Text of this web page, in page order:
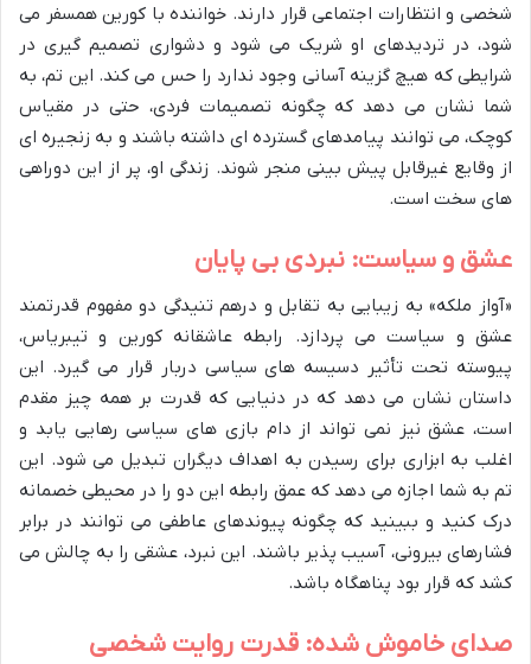
شخصی و انتظارات اجتماعی قرار دارند. خواننده با کورین همسفر می
شود، در تردیدهای او شریک می شود و دشواری تصمیم گیری در
شرایطی که هیچ گزینه آسانی وجود ندارد را حس می کند. این تم، به
شما نشان می دهد که چگونه تصمیمات فردی، حتی در مقیاس
کوچک، می توانند پیامدهای گسترده ای داشته باشند و به زنجیره ای
از وقایع غیرقابل پیش بینی منجر شوند. زندگی او، پر از این دوراهی
های سخت است.
عشق و سیاست: نبردی بی پایان
«آواز ملکه» به زیبایی به تقابل و درهم تنیدگی دو مفهوم قدرتمند
عشق و سیاست می پردازد. رابطه عاشقانه کورین و تیبریاس،
پیوسته تحت تأثیر دسیسه های سیاسی دربار قرار می گیرد. این
داستان نشان می دهد که در دنیایی که قدرت بر همه چیز مقدم
است، عشق نیز نمی تواند از دام بازی های سیاسی رهایی یابد و
اغلب به ابزاری برای رسیدن به اهداف دیگران تبدیل می شود. این
تم به شما اجازه می دهد که عمق رابطه این دو را در محیطی خصمانه
درک کنید و ببینید که چگونه پیوندهای عاطفی می توانند در برابر
فشارهای بیرونی، آسیب پذیر باشند. این نبرد، عشقی را به چالش می
کشد که قرار بود پناهگاه باشد.
صدای خاموش شده: قدرت روایت شخصی